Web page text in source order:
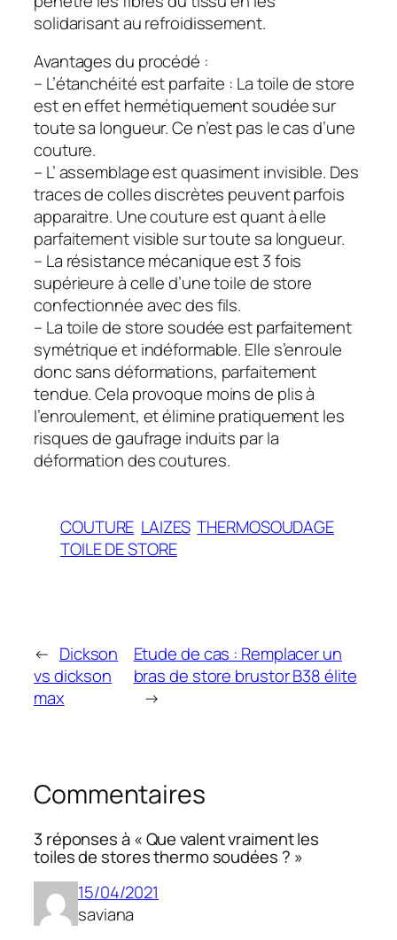
solidarisant au refroidissement.
Avantages du procédé :
– L’étanchéité est parfaite : La toile de store
est en effet hermétiquement soudée sur
toute sa longueur. Ce n’est pas le cas d’une
couture.
– L’ assemblage est quasiment invisible. Des
traces de colles discrètes peuvent parfois
apparaitre. Une couture est quant à elle
parfaitement visible sur toute sa longueur.
– La résistance mécanique est 3 fois
supérieure à celle d’une toile de store
confectionnée avec des fils.
– La toile de store soudée est parfaitement
symétrique et indéformable. Elle s’enroule
donc sans déformations, parfaitement
tendue. Cela provoque moins de plis à
l’enroulement, et élimine pratiquement les
risques de gaufrage induits par la
déformation des coutures.
COUTURE LAIZES THERMOSOUDAGE
TOILE DE STORE
← Dickson
vs dickson
max
Etude de cas : Remplacer un
bras de store brustor B38 élite
→
Commentaires
3 réponses à « Que valent vraiment les
toiles de stores thermo soudées ? »
15/04/2021
saviana